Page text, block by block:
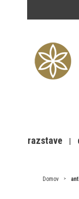
razstave
Domov